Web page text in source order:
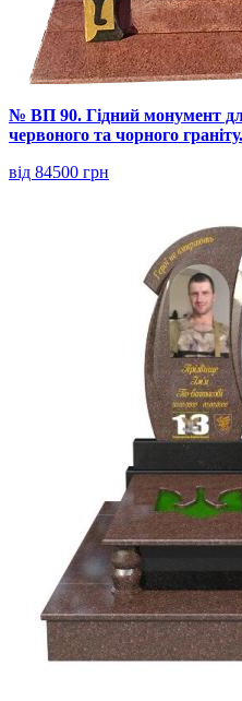
№ ВП 90. Гідний монумент
червоного та чорного граніту.
від 84500 грн